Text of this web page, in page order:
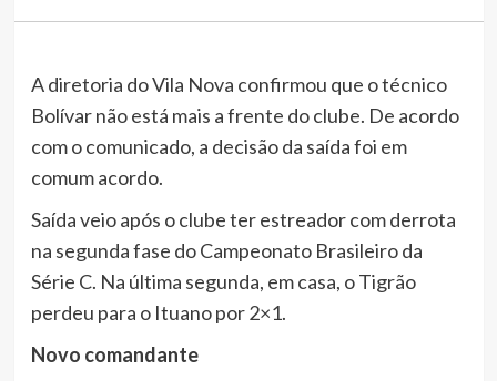
A diretoria do Vila Nova confirmou que o técnico
Bolívar não está mais a frente do clube. De acordo
com o comunicado, a decisão da saída foi em
comum acordo.
Saída veio após o clube ter estreador com derrota
na segunda fase do Campeonato Brasileiro da
Série C. Na última segunda, em casa, o Tigrão
perdeu para o Ituano por 2×1.
Novo comandante